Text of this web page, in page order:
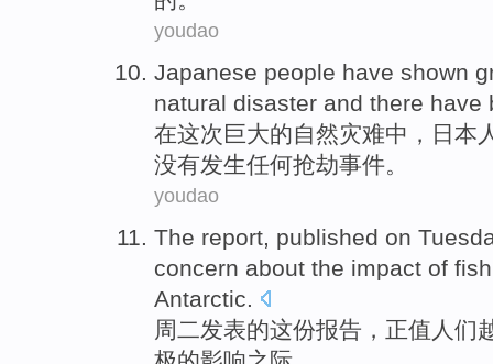
youdao
Japanese people have shown
natural disaster and there have
在这次 巨大的自然灾难中， 日本
没有发生任何抢劫事件。
youdao
The report, published on
concern about the impact of
Antarctic.
周二发表的这份报告， 正值 人们